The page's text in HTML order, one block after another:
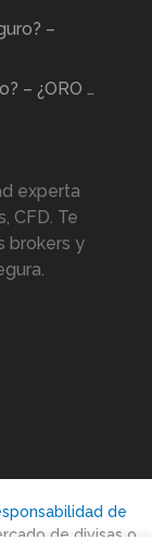
–
– ¿ORO …
experta
CFD. Te
brokers y
de
de divisas o